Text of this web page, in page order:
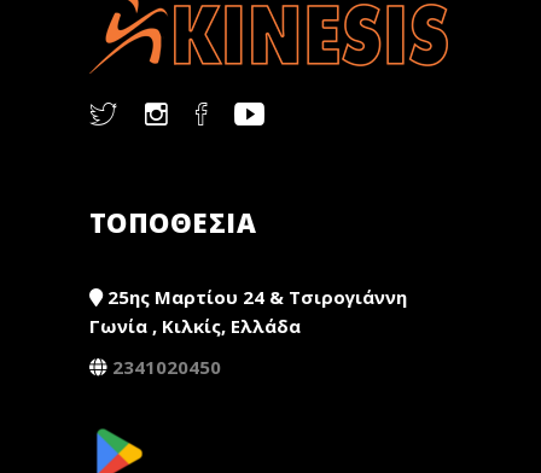
ΤΟΠΟΘΕΣΙΑ
25ης Μαρτίου 24 & Τσιρογιάννη
Γωνία , Κιλκίς, Ελλάδα
2341020450